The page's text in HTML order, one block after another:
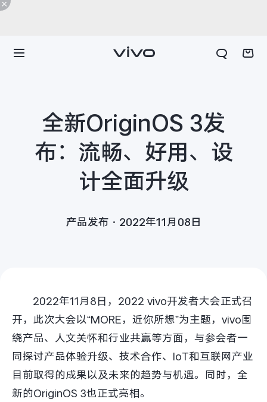
X300 Ultra
Y600 Turbo Y600 Pro
iQOO Z11i iQOO 15T
vivo TWS 5 Pro vivo Pad6 Pro
全新OriginOS 3发
布：流畅、好用、设
计全面升级
产品发布·2022年11月08日
2022年11月8日，2022 vivo开发者大会正式召
开，此次大会以“MORE，近你所想”为主题，vivo围
绕产品、人文关怀和行业共赢等方面，与参会者一
同探讨产品体验升级、技术合作、IoT和互联网产业
目前取得的成果以及未来的趋势与机遇。同时，全
新的OriginOS 3也正式亮相。